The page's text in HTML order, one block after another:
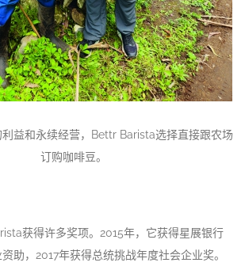
益和永续经营，Bettr Barista选择直接跟农场
订购咖啡豆。
获得许多奖项。2015年，它获得星展银行
助，2017年获得总统挑战年度社会企业奖。